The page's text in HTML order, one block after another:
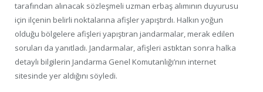
tarafından alınacak sözleşmeli uzman erbaş alımının duyurusu
için ilçenin belirli noktalarına afişler yapıştırdı. Halkın yoğun
olduğu bölgelere afişleri yapıştıran jandarmalar, merak edilen
soruları da yanıtladı. Jandarmalar, afişleri astıktan sonra halka
detaylı bilgilerin Jandarma Genel Komutanlığı’nın internet
sitesinde yer aldığını söyledi.